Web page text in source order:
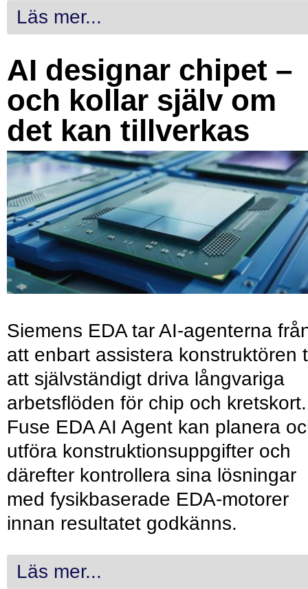
Läs mer...
AI designar chipet –
och kollar själv om
det kan tillverkas
Siemens EDA tar AI-agenterna
att enbart assistera konstruktören
att självständigt driva långvariga
arbetsflöden för chip och kretskort.
Fuse EDA AI Agent kan planera
utföra konstruktionsuppgifter och
därefter kontrollera sina lösningar
med fysikbaserade EDA-motorer
innan resultatet godkänns.
Läs mer...